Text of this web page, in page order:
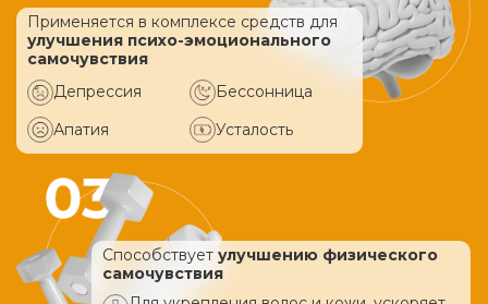
Применяется в комплексе средств для
улучшения психо-эмоционального
самочувствия
Депрессия
Бессонница
Апатия
Усталость
Способствует улучшению физического
самочувствия